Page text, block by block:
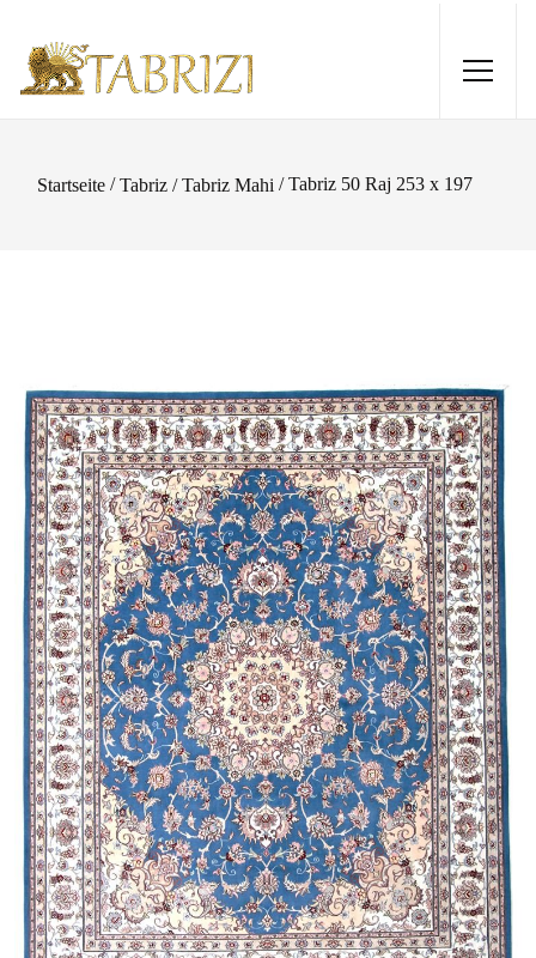
Startseite /Tabriz / Tabriz Mahi / Tabriz 50 Raj 253 x 197
Loom Lori 290x202
1.110,00€ + HINZUFÜGEN